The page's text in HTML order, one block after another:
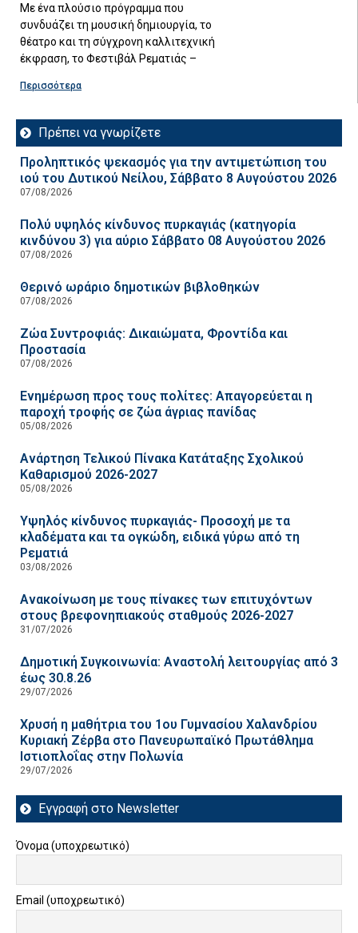
Με ένα πλούσιο πρόγραμμα που
συνδυάζει τη μουσική δημιουργία, το
θέατρο και τη σύγχρονη καλλιτεχνική
έκφραση, το Φεστιβάλ Ρεματιάς –
Περισσότερα
Πρέπει να γνωρίζετε
Προληπτικός ψεκασμός για την αντιμετώπιση του
ιού του Δυτικού Νείλου, Σάββατο 8 Αυγούστου 2026
07/08/2026
Πολύ υψηλός κίνδυνος πυρκαγιάς (κατηγορία
κινδύνου 3) για αύριο Σάββατο 08 Αυγούστου 2026
07/08/2026
Θερινό ωράριο δημοτικών βιβλοθηκών
07/08/2026
Ζώα Συντροφιάς: Δικαιώματα, Φροντίδα και
Προστασία
07/08/2026
Ενημέρωση προς τους πολίτες: Απαγορεύεται η
παροχή τροφής σε ζώα άγριας πανίδας
05/08/2026
Ανάρτηση Τελικού Πίνακα Κατάταξης Σχολικού
Καθαρισμού 2026-2027
05/08/2026
Υψηλός κίνδυνος πυρκαγιάς- Προσοχή με τα
κλαδέματα και τα ογκώδη, ειδικά γύρω από τη
Ρεματιά
03/08/2026
Ανακοίνωση με τους πίνακες των επιτυχόντων
στους βρεφονηπιακούς σταθμούς 2026-2027
31/07/2026
Δημοτική Συγκοινωνία: Αναστολή λειτουργίας από 3
έως 30.8.26
29/07/2026
Χρυσή η μαθήτρια του 1ου Γυμνασίου Χαλανδρίου
Κυριακή Ζέρβα στο Πανευρωπαϊκό Πρωτάθλημα
Ιστιοπλοΐας στην Πολωνία
29/07/2026
Εγγραφή στο Newsletter
Όνομα (υποχρεωτικό)
Email (υποχρεωτικό)